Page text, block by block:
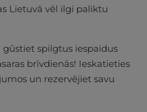
Lietuvā vēl ilgi paliktu
spilgtus iespaidus
brīvdienās! Ieskatieties
un rezervējiet savu